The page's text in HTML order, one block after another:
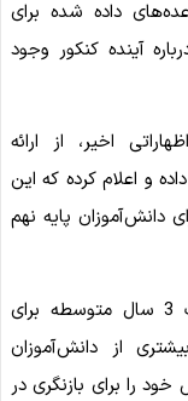
داده شده برای
آینده کنکور وجود
اخیر، از ارائه
و اعلام کرده که این
دانش‌آموزان پایه نهم
وی افزود از آنجایی که نهایی‌شدن امتحانات 3 سال متوسطه برای
از دانش‌آموزان
را برای بازنگری در